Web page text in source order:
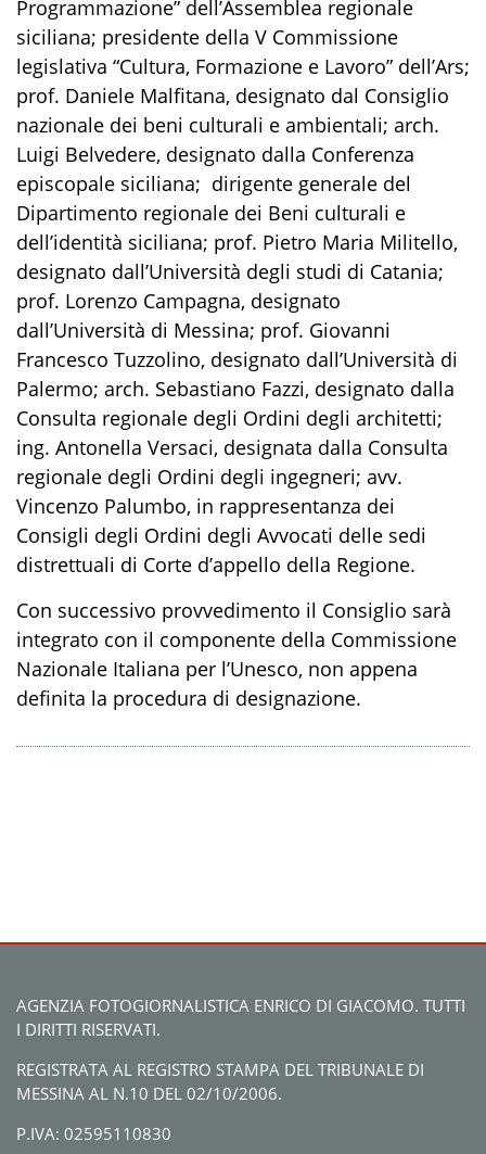
Programmazione” dell’Assemblea regionale
siciliana; presidente della V Commissione
legislativa “Cultura, Formazione e Lavoro” dell’Ars;
prof. Daniele Malfitana, designato dal Consiglio
nazionale dei beni culturali e ambientali; arch.
Luigi Belvedere, designato dalla Conferenza
episcopale siciliana; dirigente generale del
Dipartimento regionale dei Beni culturali e
dell’identità siciliana; prof. Pietro Maria Militello,
designato dall’Università degli studi di Catania;
prof. Lorenzo Campagna, designato
dall’Università di Messina; prof. Giovanni
Francesco Tuzzolino, designato dall’Università di
Palermo; arch. Sebastiano Fazzi, designato dalla
Consulta regionale degli Ordini degli architetti;
ing. Antonella Versaci, designata dalla Consulta
regionale degli Ordini degli ingegneri; avv.
Vincenzo Palumbo, in rappresentanza dei
Consigli degli Ordini degli Avvocati delle sedi
distrettuali di Corte d’appello della Regione.
Con successivo provvedimento il Consiglio sarà
integrato con il componente della Commissione
Nazionale Italiana per l’Unesco, non appena
definita la procedura di designazione.
AGENZIA FOTOGIORNALISTICA ENRICO DI GIACOMO. TUTTI
I DIRITTI RISERVATI.
REGISTRATA AL REGISTRO STAMPA DEL TRIBUNALE DI
MESSINA AL N.10 DEL 02/10/2006.
P.IVA: 02595110830